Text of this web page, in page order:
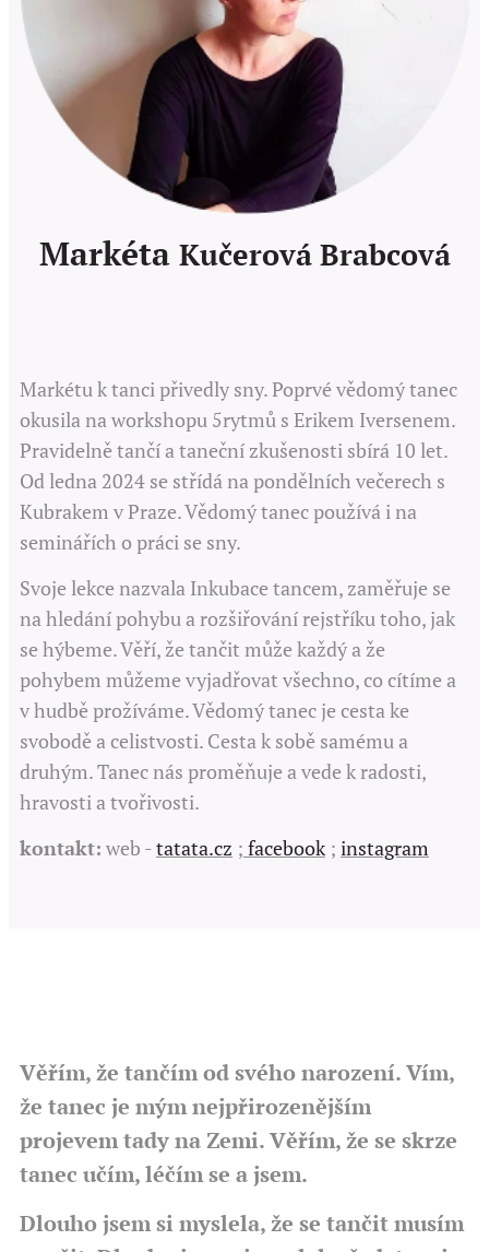
Markéta Kučerová Brabcová
Markétu k tanci přivedly sny. Poprvé vědomý tanec
okusila na workshopu 5rytmů s Erikem Iversenem.
Pravidelně tančí a taneční zkušenosti sbírá 10 let.
Od ledna 2024 se střídá na pondělních večerech s
Kubrakem v Praze. Vědomý tanec používá i na
seminářích o práci se sny.
Svoje lekce nazvala Inkubace tancem, zaměřuje se
na hledání pohybu a rozšiřování rejstříku toho, jak
se hýbeme. Věří, že tančit může každý a že
pohybem můžeme vyjadřovat všechno, co cítíme a
v hudbě prožíváme. Vědomý tanec je cesta ke
svobodě a celistvosti. Cesta k sobě samému a
druhým. Tanec nás proměňuje a vede k radosti,
hravosti a tvořivosti.
kontakt: web -tatata.cz ; facebook ; instagram
Věřím, že tančím od svého narození. Vím,
že tanec je mým nejpřirozenějším
projevem tady na Zemi. Věřím, že se skrze
tanec učím, léčím se a jsem.
Dlouho jsem si myslela, že se tančit musím